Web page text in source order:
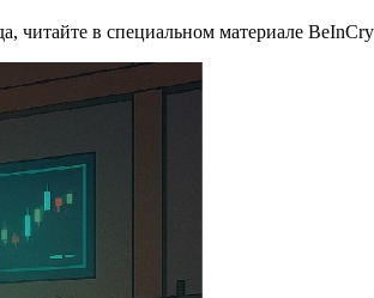
читайте в специальном материале